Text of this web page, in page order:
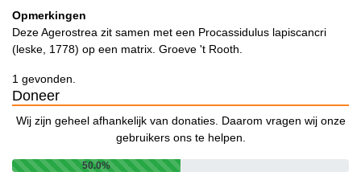
Opmerkingen
Deze Agerostrea zit samen met een Procassidulus lapiscancri
(leske, 1778) op een matrix. Groeve 't Rooth.
1 gevonden.
Doneer
Wij zijn geheel afhankelijk van donaties. Daarom vragen wij onze
gebruikers ons te helpen.
50.0%